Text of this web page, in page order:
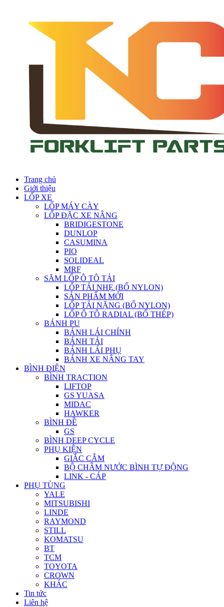
Trang chủ
Giới thiệu
LỐP XE
LỐP MÁY CÀY
LỐP ĐẶC XE NÂNG
BRIDIGESTONE
DUNLOP
CASUMINA
PIO
SOLIDEAL
MRF
SĂM LỐP Ô TÔ TẢI
LỐP TẢI NHẸ (BỐ NYLON)
SẢN PHẨM MỚI
LỐP TẢI NẶNG (BỐ NYLON)
LỐP Ô TÔ RADIAL (BỐ THÉP)
BÁNH PU
BÁNH LÁI CHÍNH
BÁNH TẢI
BÁNH LÁI PHỤ
BÁNH XE NÂNG TAY
BÌNH ĐIỆN
BÌNH TRACTION
LIFTOP
GS YUASA
MIDAC
HAWKER
BÌNH ĐỀ
GS
BÌNH DEEP CYCLE
PHỤ KIỆN
GIẮC CẮM
BỘ CHÂM NƯỚC BÌNH TỰ ĐỘNG
LINK - CÁP
PHỤ TÙNG
YALE
MITSUBISHI
LINDE
RAYMOND
STILL
KOMATSU
BT
TCM
TOYOTA
CROWN
KHÁC
Tin tức
Liên hệ